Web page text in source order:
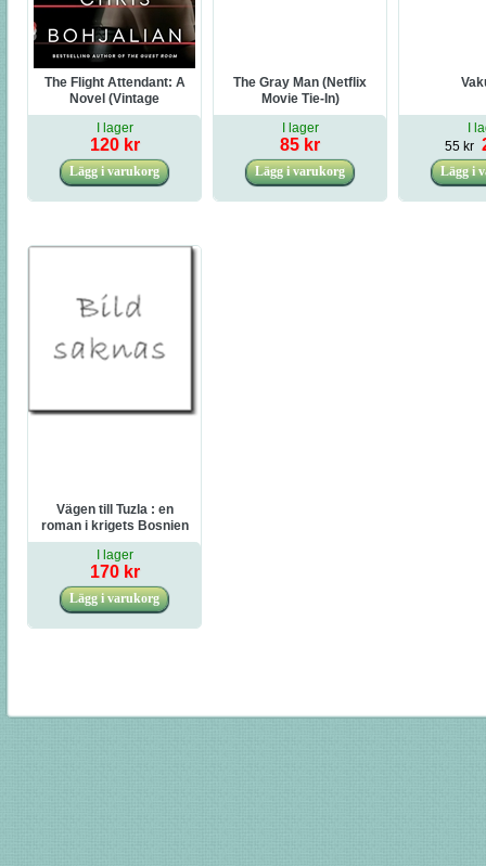
The Flight Attendant: A
Novel (Vintage
Contemporaries)
I lager
120 kr
The Gray Man (Netflix
Movie Tie-In)
I lager
85 kr
I
55 kr
Vägen till Tuzla : en
roman i krigets Bosnien
I lager
170 kr